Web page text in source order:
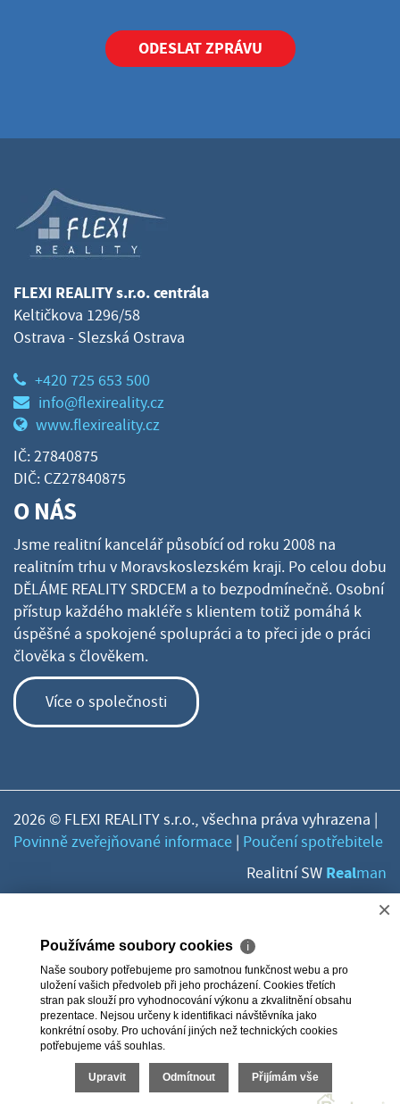
ODESLAT ZPRÁVU
FLEXI REALITY s.r.o. centrála
Keltičkova 1296/58
Ostrava - Slezská Ostrava
+420 725 653 500
info@flexireality.cz
www.flexireality.cz
IČ: 27840875
DIČ: CZ27840875
O NÁS
Jsme realitní kancelář působící od roku 2008 na
realitním trhu v Moravskoslezském kraji. Po celou dobu
DĚLÁME REALITY SRDCEM a to bezpodmínečně. Osobní
přístup každého makléře s klientem totiž pomáhá k
úspěšné a spokojené spolupráci a to přeci jde o práci
člověka s člověkem.
Více o společnosti
2026 © FLEXI REALITY s.r.o., všechna práva vyhrazena |
Povinně zveřejňované informace | Poučení spotřebitele
Realitní SW Realman
×
Používáme soubory cookies ℹ
Naše soubory potřebujeme pro samotnou funkčnost webu a pro
uložení vašich předvoleb při jeho procházení. Cookies třetích
stran pak slouží pro vyhodnocování výkonu a zkvalitnění obsahu
prezentace. Nejsou určeny k identifikaci návštěvníka jako
konkrétní osoby. Pro uchování jiných než technických cookies
potřebujeme váš souhlas.
Upravit Odmítnout Přijímám vše